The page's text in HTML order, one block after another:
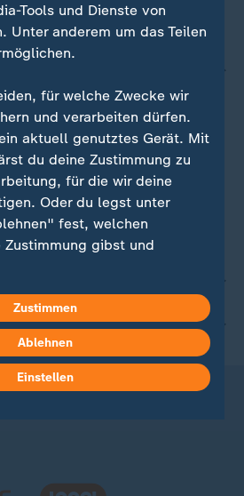
Tools und Dienste von
Unter anderem um das Teilen
für welche Zwecke wir
und verarbeiten dürfen.
aktuell genutztes Gerät. Mit
du deine Zustimmung zu
für die wir deine
Oder du legst unter
fest, welchen
Zustimmung gibst und
widerrufen oder ändern.
Impressum.
findest du in unserer
Zustimmen
Ablehnen
Einstellen